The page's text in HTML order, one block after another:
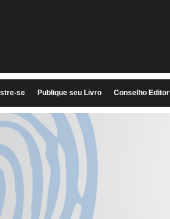
se Publique seu Livro Conselho